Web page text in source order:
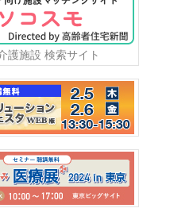
護施設 検索サイト